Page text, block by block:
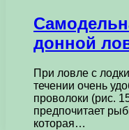
донной
При ловле с
течении очень
проволоки (рис.
предпочитает
которая…